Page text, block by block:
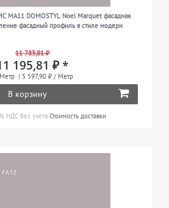
MA11 DOMOSTYL Noel Marquet фасадная
фасадный профиль в стиле модерн
11 783,81 ₽
195,81 ₽ *
Метр | 5 597,90 ₽ / Метр
В корзину
НДС без учета Стоимость доставки